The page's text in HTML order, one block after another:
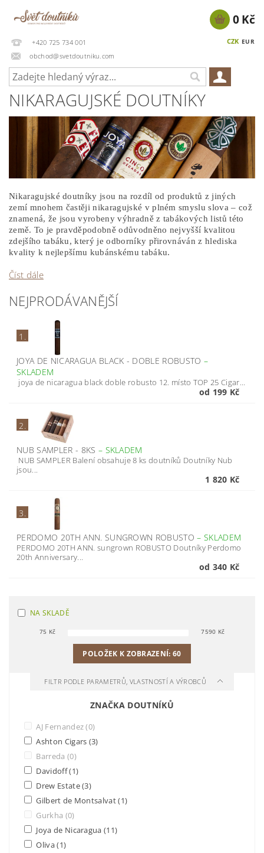
+420 725 734 001
obchod@svetdoutniku.com
CZK EUR
0 Kč
NIKARAGUJSKÉ DOUTNÍKY
Nikaragujské doutníky jsou na rozdíl od produktů z jiných
zemí mnohem častěji nikaragujské v plném smyslu slova – což
znamená, že jsou vyrobeny výhradně z tabákových listů této
země. To je pravděpodobně odůvodněno nejvyšší kvalitou
zdejšího tabáku, který je odborníky přirovnáván z hlediska
kvality k nejlepšímu kubánskému tabáku.
Číst dále
NEJPRODÁVANĚJŠÍ
1.
JOYA DE NICARAGUA BLACK - DOBLE ROBUSTO –
SKLADEM
joya de nicaragua black doble robusto 12. místo TOP 25 Cigar...
od 199 Kč
2.
NUB SAMPLER - 8KS – SKLADEM
NUB SAMPLER Balení obsahuje 8 ks doutníků Doutníky Nub
jsou...
1 820 Kč
3.
PERDOMO 20TH ANN. SUNGROWN ROBUSTO– SKLADEM
PERDOMO 20TH ANN. sungrown ROBUSTO Doutníky Perdomo
20th Anniversary...
od 340 Kč
NA SKLADĚ
75 Kč 7590 Kč
POLOŽEK K ZOBRAZENÍ:60
FILTR PODLE PARAMETRŮ, VLASTNOSTÍ A VÝROBCŮ
ZNAČKA DOUTNÍKŮ
AJ Fernandez(0)
Ashton Cigars (3)
Barreda (0)
Davidoff(1)
Drew Estate(3)
Gilbert de Montsalvat(1)
Gurkha (0)
Joya de Nicaragua(11)
Oliva(1)